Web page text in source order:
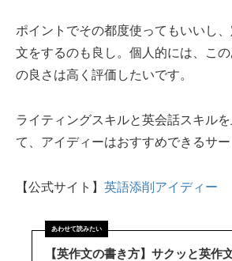
ポイントでその都度使ってもいいし
文をするのも良し。個人的には、こ
の良さは高く評価したいです。
ライティングスキルと英会話スキル
て、アイディーはおすすめできるサー
【公式サイト】 英語添削アイディー
【英作文の書き方】サクッと英作